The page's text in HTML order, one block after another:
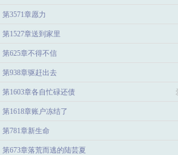
第3571章愿力
第1527章送到家里
第625章不得不信
第938章驱赶出去
第1603章各自忙碌还债
第1618章账户冻结了
第781章新生命
第673章落荒而逃的陆芸夏